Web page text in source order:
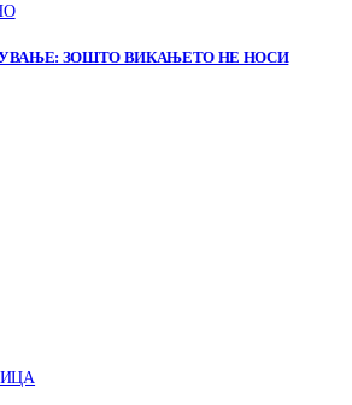
ЗОШТО ВИКАЊЕТО НЕ НОСИ